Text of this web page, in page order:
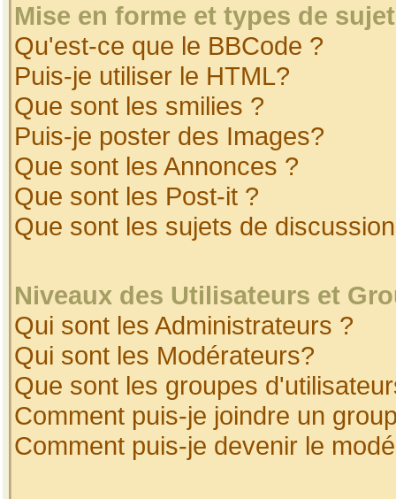
Mise en forme et types de
Qu'est-ce que le BBCode ?
Puis-je utiliser le HTML?
Que sont les smilies ?
Puis-je poster des Images?
Que sont les Annonces ?
Que sont les Post-it ?
Que sont les sujets de
Niveaux des Utilisateurs et
Qui sont les Administrateurs ?
Qui sont les Modérateurs?
Que sont les groupes
Comment puis-je joindre un
Comment puis-je devenir le